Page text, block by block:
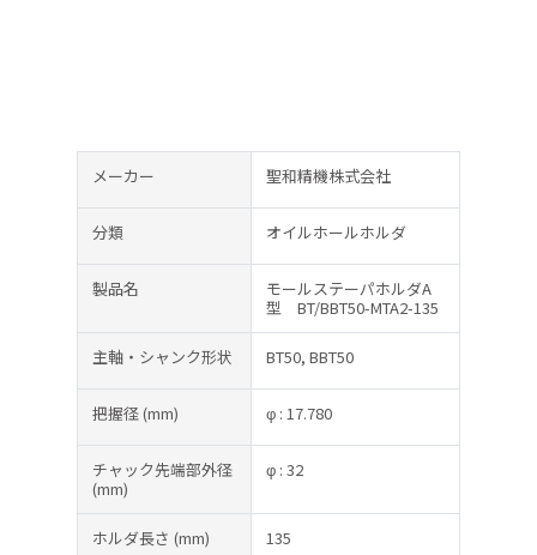
メーカー 聖和精機株式会社
分類 オイルホールホルダ
製品名
モールステーパホルダA
型 BT/BBT50-MTA2-135
主軸・シャンク形状 BT50, BBT50
把握径(mm) φ : 17.780
チャック先端部外径
(mm)
φ : 32
ホルダ長さ (mm) 135